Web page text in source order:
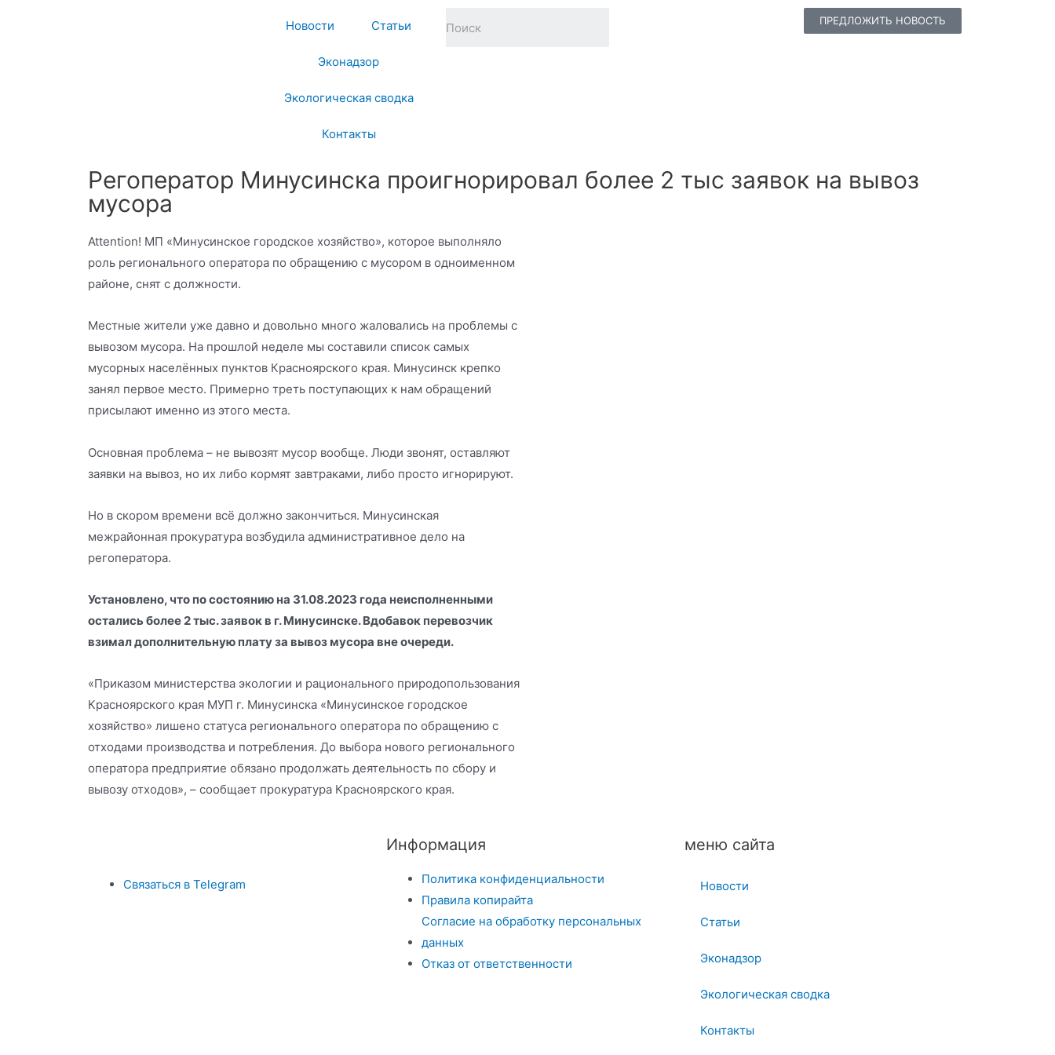
Новости Статьи
Эконадзор
Экологическая сводка
Контакты
ПРЕДЛОЖИТЬ НОВОСТЬ
Регоператор Минусинска проигнорировал более 2 тыс заявок на вывоз
мусора
Attention! МП «Минусинское городское хозяйство», которое выполняло
роль регионального оператора по обращению с мусором в одноименном
районе, снят с должности.
Местные жители уже давно и довольно много жаловались на проблемы с
вывозом мусора. На прошлой неделе мы составили список самых
мусорных населённых пунктов Красноярского края. Минусинск крепко
занял первое место. Примерно треть поступающих к нам обращений
присылают именно из этого места.
Основная проблема – не вывозят мусор вообще. Люди звонят, оставляют
заявки на вывоз, но их либо кормят завтраками, либо просто игнорируют.
Но в скором времени всё должно закончиться. Минусинская
межрайонная прокуратура возбудила административное дело на
регоператора.
Установлено, что по состоянию на 31.08.2023 года неисполненными
остались более 2 тыс. заявок в г. Минусинске. Вдобавок перевозчик
взимал дополнительную плату за вывоз мусора вне очереди.
«Приказом министерства экологии и рационального природопользования
Красноярского края МУП г. Минусинска «Минусинское городское
хозяйство» лишено статуса регионального оператора по обращению с
отходами производства и потребления. До выбора нового регионального
оператора предприятие обязано продолжать деятельность по сбору и
вывозу отходов», – сообщает прокуратура Красноярского края.
Связаться в Telegram
Информация
Политика конфиденциальности
Правила копирайта
Согласие на обработку персональных
данных
Отказ от ответственности
меню сайта
Новости
Статьи
Эконадзор
Экологическая сводка
Контакты